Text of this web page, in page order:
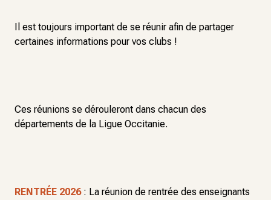
Il est toujours important de se réunir afin de partager
certaines informations pour vos clubs !
Ces réunions se dérouleront dans chacun des
départements de la Ligue Occitanie.
RENTRÉE 2026: La réunion de rentrée des enseignants